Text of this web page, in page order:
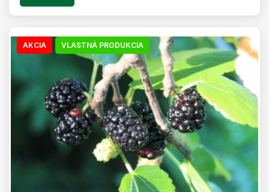
AKCIA VLASTNÁ PRODUKCIA